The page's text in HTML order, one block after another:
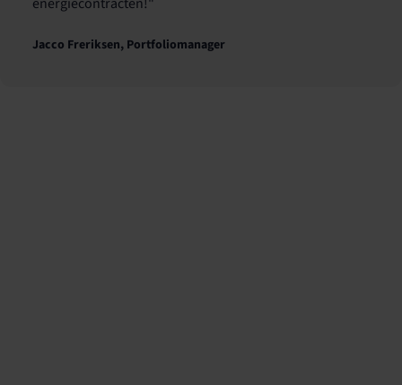
Jacco Freriksen, Portfoliomanager